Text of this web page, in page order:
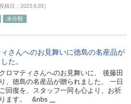
投稿日：2023.6.03］
未分類
さんへのお見舞いに徳島の名産品が
た。
ロマティさんへのお見舞いに、 後藤田
、徳島の名産品が贈られました。 一日
回復を、スタッフ一同も心より、お祈
ます。 &nbs ...